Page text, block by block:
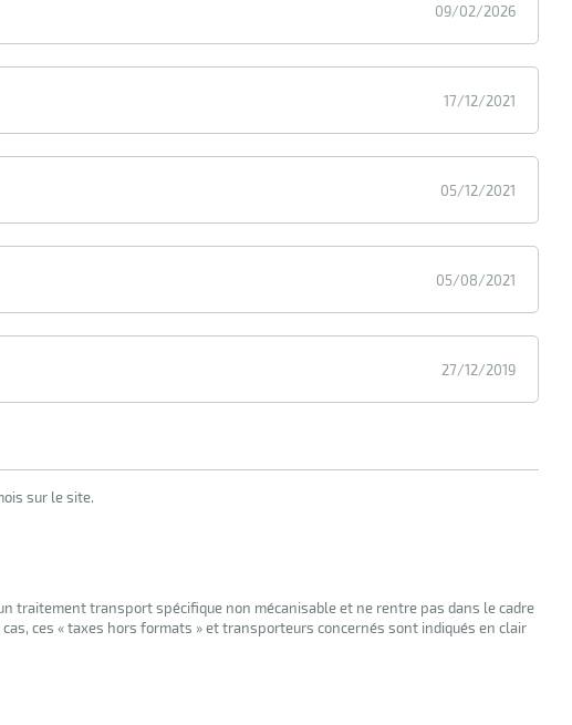
09/02/2026
17/12/2021
05/12/2021
05/08/2021
27/12/2019
sur le site.
traitement transport spécifique non mécanisable et ne rentre pas dans le cadre
ces « taxes hors formats » et transporteurs concernés sont indiqués en clair